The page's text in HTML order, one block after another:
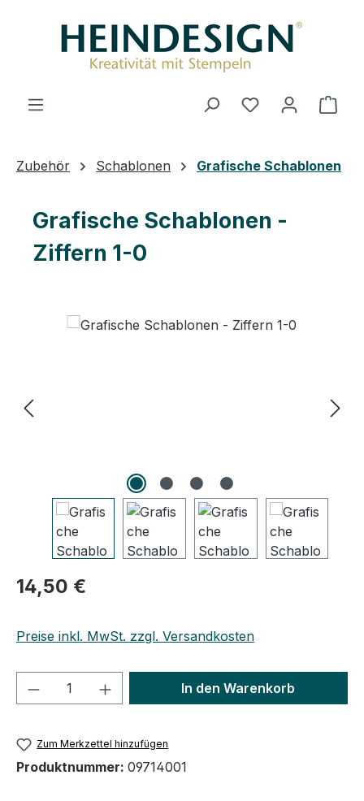
Du hast 0
Zubehör Schablonen Grafische Schablonen
Grafische Schablonen -
Ziffern 1-0
Regulärer Preis:
14,50 €
Preise inkl. MwSt. zzgl. Versandkosten
Produkt Anzahl: Gib denIn den Warenkorb
Zum Merkzettel hinzufügen
Produktnummer: 09714001